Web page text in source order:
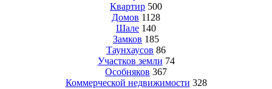
Квартир 500
Домов 1128
Шале 140
Замков 185
Таунхаусов 86
Участков земли 74
Особняков 367
Коммерческой недвижимости 328